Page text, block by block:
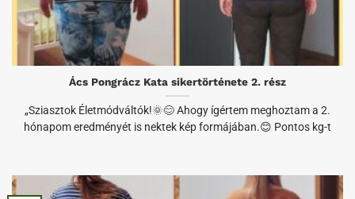
Ács Pongrácz Kata sikertörténete 2. rész
„Sziasztok Életmódváltók!🌞😊 Ahogy ígértem meghoztam a 2.
hónapom eredményét is nektek kép formájában.😊 Pontos kg-t